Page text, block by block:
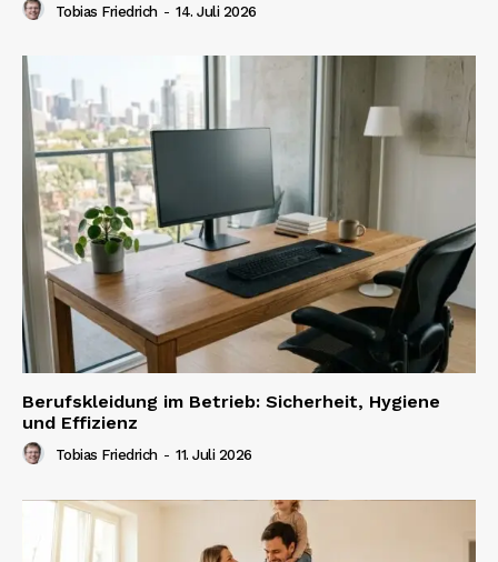
Tobias Friedrich - 14. Juli 2026
Berufskleidung im Betrieb: Sicherheit, Hygiene
und Effizienz
Tobias Friedrich - 11. Juli 2026